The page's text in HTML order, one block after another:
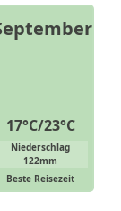
17°C/23°C
Niederschlag
122mm
Beste Reisezeit